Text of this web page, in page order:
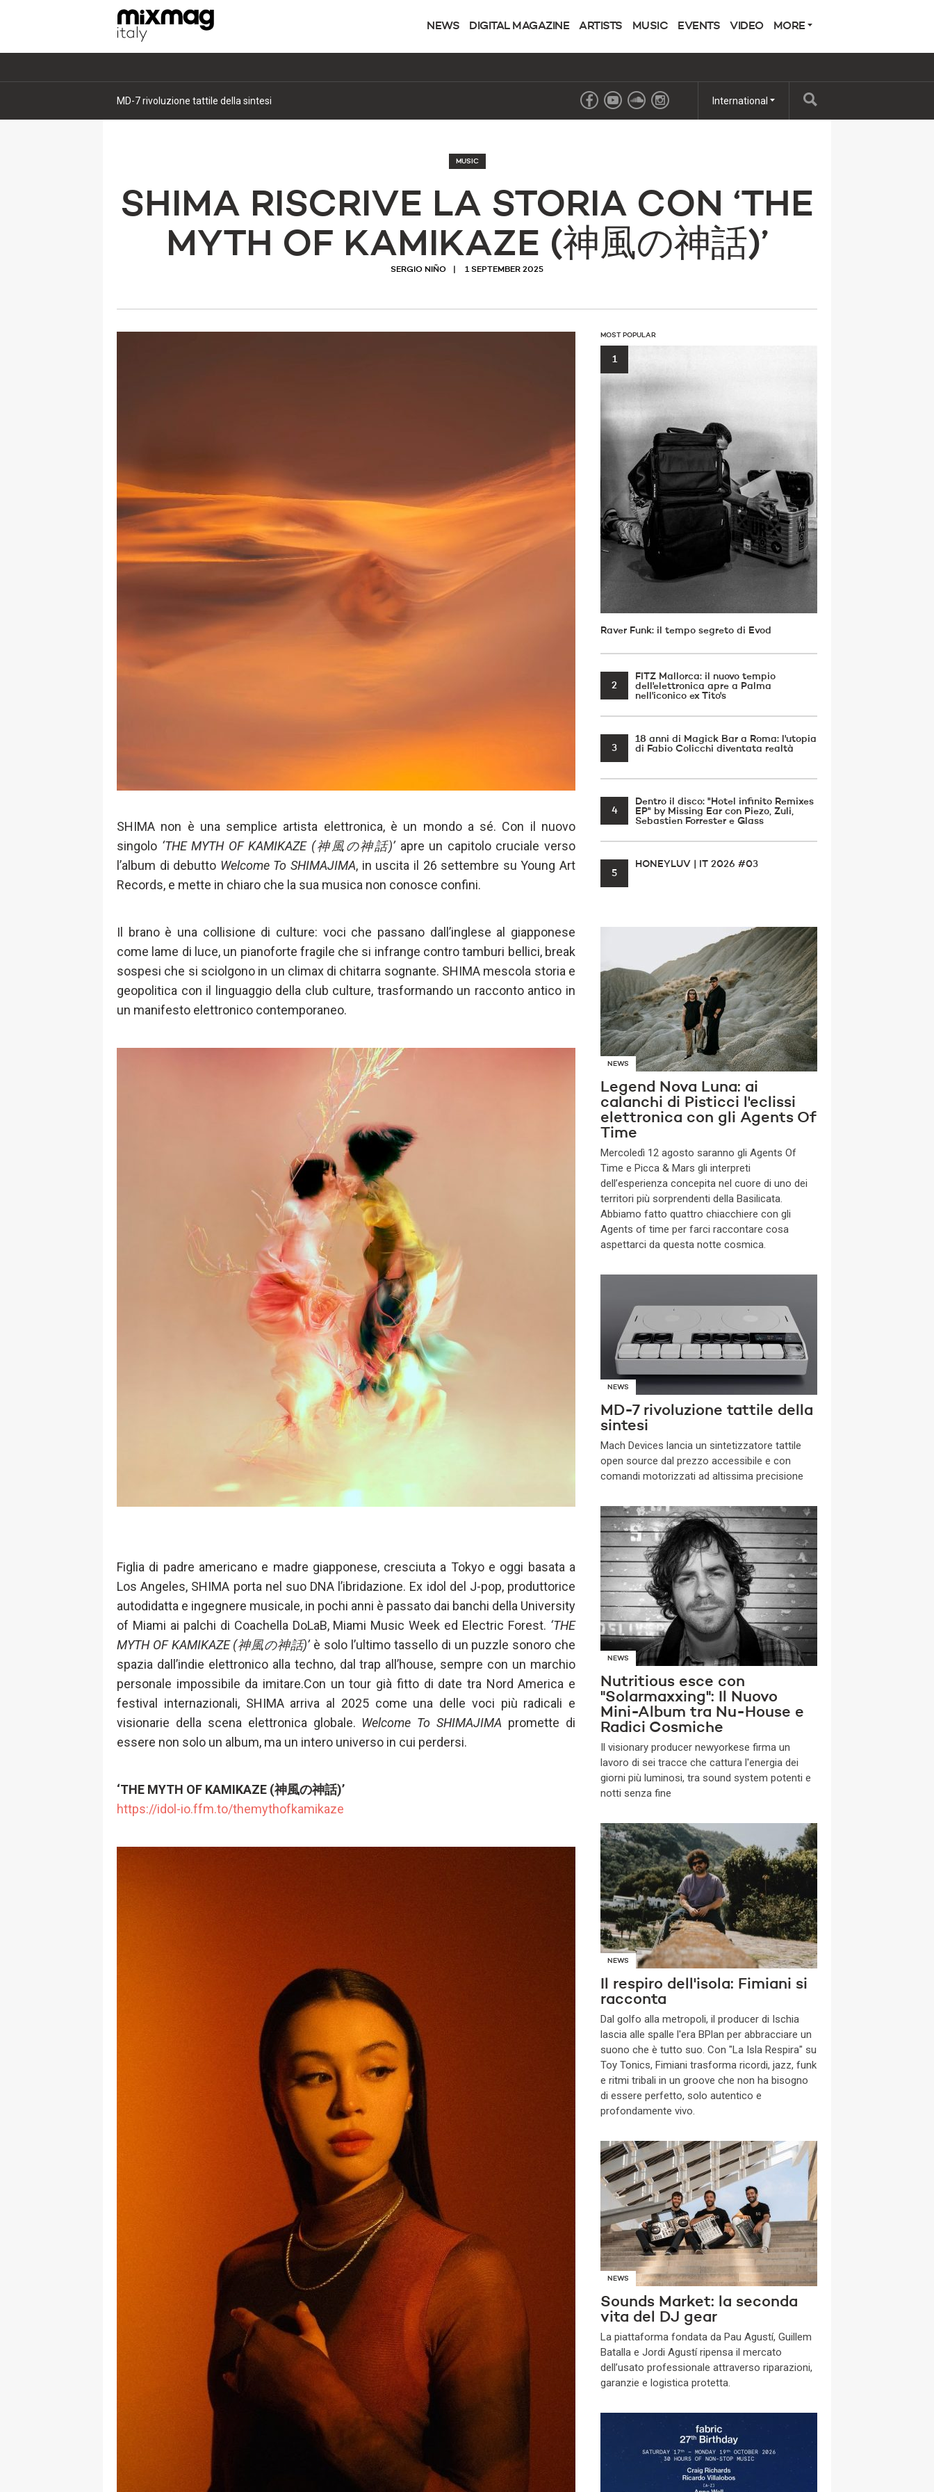
NEWS DIGITAL MAGAZINE ARTISTS MUSIC EVENTS VIDEO MORE
MD-7 rivoluzione tattile della sintesi International
MUSIC
SHIMA RISCRIVE LA STORIA CON ‘THE
MYTH OF KAMIKAZE (神風の神話)’
SERGIO NIÑO 1 SEPTEMBER 2025
SHIMA non è una semplice artista elettronica, è un mondo a sé. Con il nuovo
singolo ‘THE MYTH OF KAMIKAZE (神風の神話)’apre un capitolo cruciale verso
l’album di debutto Welcome To SHIMAJIMA, in uscita il 26 settembre su Young Art
Records, e mette in chiaro che la sua musica non conosce confini.
Il brano è una collisione di culture: voci che passano dall’inglese al giapponese
come lame di luce, un pianoforte fragile che si infrange contro tamburi bellici, break
sospesi che si sciolgono in un climax di chitarra sognante. SHIMA mescola storia e
geopolitica con il linguaggio della club culture, trasformando un racconto antico in
un manifesto elettronico contemporaneo.
Figlia di padre americano e madre giapponese, cresciuta a Tokyo e oggi basata a
Los Angeles, SHIMA porta nel suo DNA l’ibridazione. Ex idol del J-pop, produttorice
autodidatta e ingegnere musicale, in pochi anni è passato dai banchi della University
of Miami ai palchi di Coachella DoLaB, Miami Music Week ed Electric Forest. ‘THE
MYTH OF KAMIKAZE (神風の神話)’è solo l’ultimo tassello di un puzzle sonoro che
spazia dall’indie elettronico alla techno, dal trap all’house, sempre con un marchio
personale impossibile da imitare.Con un tour già fitto di date tra Nord America e
festival internazionali, SHIMA arriva al 2025 come una delle voci più radicali e
visionarie della scena elettronica globale. Welcome To SHIMAJIMA promette di
essere non solo un album, ma un intero universo in cui perdersi.
‘THE MYTH OF KAMIKAZE (神風の神話)’
https://idol-io.ffm.to/themythofkamikaze
MOST POPULAR
1
Raver Funk: il tempo segreto di Evod
2
FITZ Mallorca: il nuovo tempio
dell'elettronica apre a Palma
nell'iconico ex Tito's
3
18 anni di Magick Bar a Roma: l'utopia
di Fabio Colicchi diventata realtà
4
Dentro il disco: "Hotel infinito Remixes
EP" by Missing Ear con Piezo, Zuli,
Sebastien Forrester e Glass
5
HONEYLUV | IT 2026 #03
NEWS
Legend Nova Luna: ai
calanchi di Pisticci l'eclissi
elettronica con gli Agents Of
Time
Mercoledì 12 agosto saranno gli Agents Of
Time e Picca & Mars gli interpreti
dell’esperienza concepita nel cuore di uno dei
territori più sorprendenti della Basilicata.
Abbiamo fatto quattro chiacchiere con gli
Agents of time per farci raccontare cosa
aspettarci da questa notte cosmica.
NEWS
MD-7 rivoluzione tattile della
sintesi
Mach Devices lancia un sintetizzatore tattile
open source dal prezzo accessibile e con
comandi motorizzati ad altissima precisione
NEWS
Nutritious esce con
"Solarmaxxing": Il Nuovo
Mini-Album tra Nu-House e
Radici Cosmiche
Il visionary producer newyorkese firma un
lavoro di sei tracce che cattura l'energia dei
giorni più luminosi, tra sound system potenti e
notti senza fine
NEWS
Il respiro dell'isola: Fimiani si
racconta
Dal golfo alla metropoli, il producer di Ischia
lascia alle spalle l'era BPlan per abbracciare un
suono che è tutto suo. Con "La Isla Respira" su
Toy Tonics, Fimiani trasforma ricordi, jazz, funk
e ritmi tribali in un groove che non ha bisogno
di essere perfetto, solo autentico e
profondamente vivo.
NEWS
Sounds Market: la seconda
vita del DJ gear
​La piattaforma fondata da Pau Agustí, Guillem
Batalla e Jordi Agustí ripensa il mercato
dell’usato professionale attraverso riparazioni,
garanzie e logistica protetta.